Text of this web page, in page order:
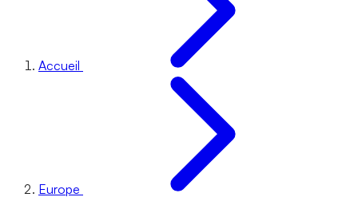
Accueil
Europe